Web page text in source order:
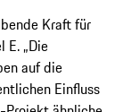
Kraft für
E. „Die
auf die
Einfluss